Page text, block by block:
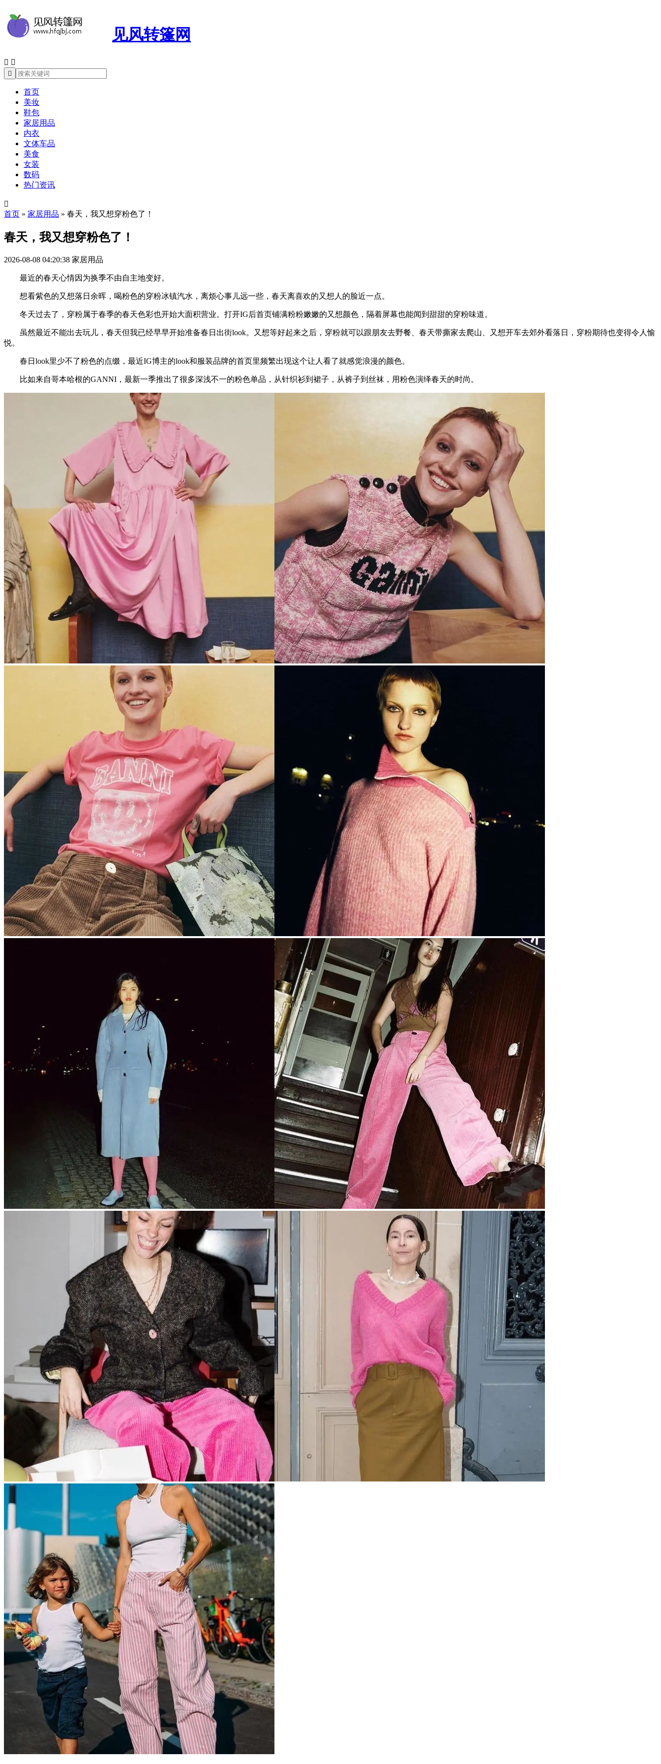
见风转篷网
 

首页
美妆
鞋包
家居用品
内衣
文体车品
美食
女装
数码
热门资讯

首页 » 家居用品 » 春天，我又想穿粉色了！
春天，我又想穿粉色了！
2026-08-08 04:20:38 家居用品
最近的春天心情因为换季不由自主地变好。
想看紫色的又想落日余晖，喝粉色的穿粉冰镇汽水，离烦心事儿远一些，春天离喜欢的又想人的脸近一点。
冬天过去了，穿粉属于春季的春天色彩也开始大面积营业。打开IG后首页铺满粉粉嫩嫩的又想颜色，隔着屏幕也能闻到甜甜的穿粉味道。
虽然最近不能出去玩儿，春天但我已经早早开始准备春日出街look。又想等好起来之后，穿粉就可以跟朋友去野餐、春天带撕家去爬山、又想开车去郊外看落日，穿粉期待也变得令人愉
悦。
春日look里少不了粉色的点缀，最近IG博主的look和服装品牌的首页里频繁出现这个让人看了就感觉浪漫的颜色。
比如来自哥本哈根的GANNI，最新一季推出了很多深浅不一的粉色单品，从针织衫到裙子，从裤子到丝袜，用粉色演绎春天的时尚。